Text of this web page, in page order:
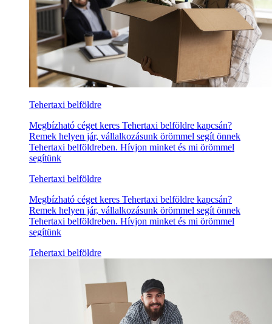
Tehertaxi belföldre
Megbízható céget keres Tehertaxi belföldre kapcsán?
Remek helyen jár, vállalkozásunk örömmel segít önnek
Tehertaxi belföldreben. Hívjon minket és mi örömmel
segítünk
Tehertaxi belföldre
Megbízható céget keres Tehertaxi belföldre kapcsán?
Remek helyen jár, vállalkozásunk örömmel segít önnek
Tehertaxi belföldreben. Hívjon minket és mi örömmel
segítünk
Tehertaxi belföldre